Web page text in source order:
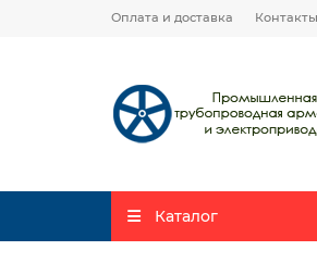
Оплата и доставка
Каталог